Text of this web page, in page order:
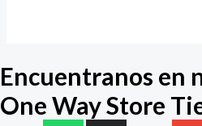
Encuentranos en
One Way Store